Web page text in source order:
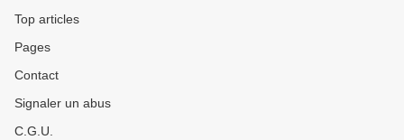
Top articles
Pages
Contact
Signaler un abus
C.G.U.